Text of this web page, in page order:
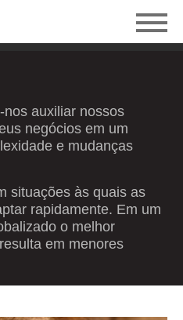
auxiliar nossos
negócios em um
e mudanças
situações às quais as
rapidamente. Em um
o melhor
em menores